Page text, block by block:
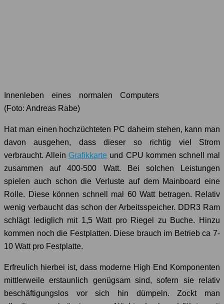
Innenleben eines normalen Computers
(Foto: Andreas Rabe)
Hat man einen hochzüchteten PC daheim stehen, kann man
davon ausgehen, dass dieser so richtig viel Strom
verbraucht. Allein Grafikkarte und CPU kommen schnell mal
zusammen auf 400-500 Watt. Bei solchen Leistungen
spielen auch schon die Verluste auf dem Mainboard eine
Rolle. Diese können schnell mal 60 Watt betragen. Relativ
wenig verbaucht das schon der Arbeitsspeicher. DDR3 Ram
schlägt lediglich mit 1,5 Watt pro Riegel zu Buche. Hinzu
kommen noch die Festplatten. Diese brauch im Betrieb ca 7-
10 Watt pro Festplatte.
Erfreulich hierbei ist, dass moderne High End Komponenten
mittlerweile erstaunlich genügsam sind, sofern sie relativ
beschäftigungslos vor sich hin dümpeln. Zockt man